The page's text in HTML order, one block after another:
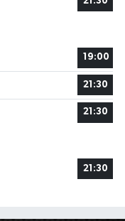
19:00
21:30
21:30
21:30